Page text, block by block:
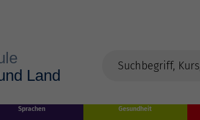
Sprachen Gesundheit